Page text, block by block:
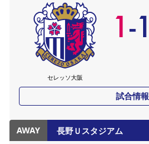
セレッソ大阪
1-1
試合情報
AWAY 長野Ｕスタジアム